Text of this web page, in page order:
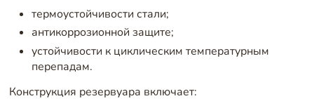
термоустойчивости стали;
антикоррозионной защите;
устойчивости к циклическим температурным
перепадам.
Конструкция резервуара включает: